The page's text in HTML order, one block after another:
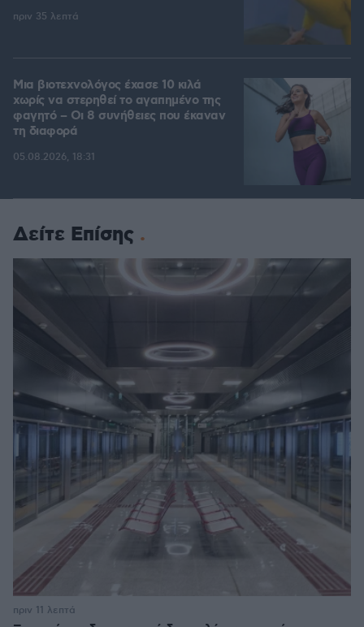
πριν 35 λεπτά
Μια βιοτεχνολόγος έχασε 10 κιλά
χωρίς να στερηθεί το αγαπημένο της
φαγητό – Οι 8 συνήθειες που έκαναν
τη διαφορά
05.08.2026, 18:31
Δείτε Επίσης
πριν 11 λεπτά